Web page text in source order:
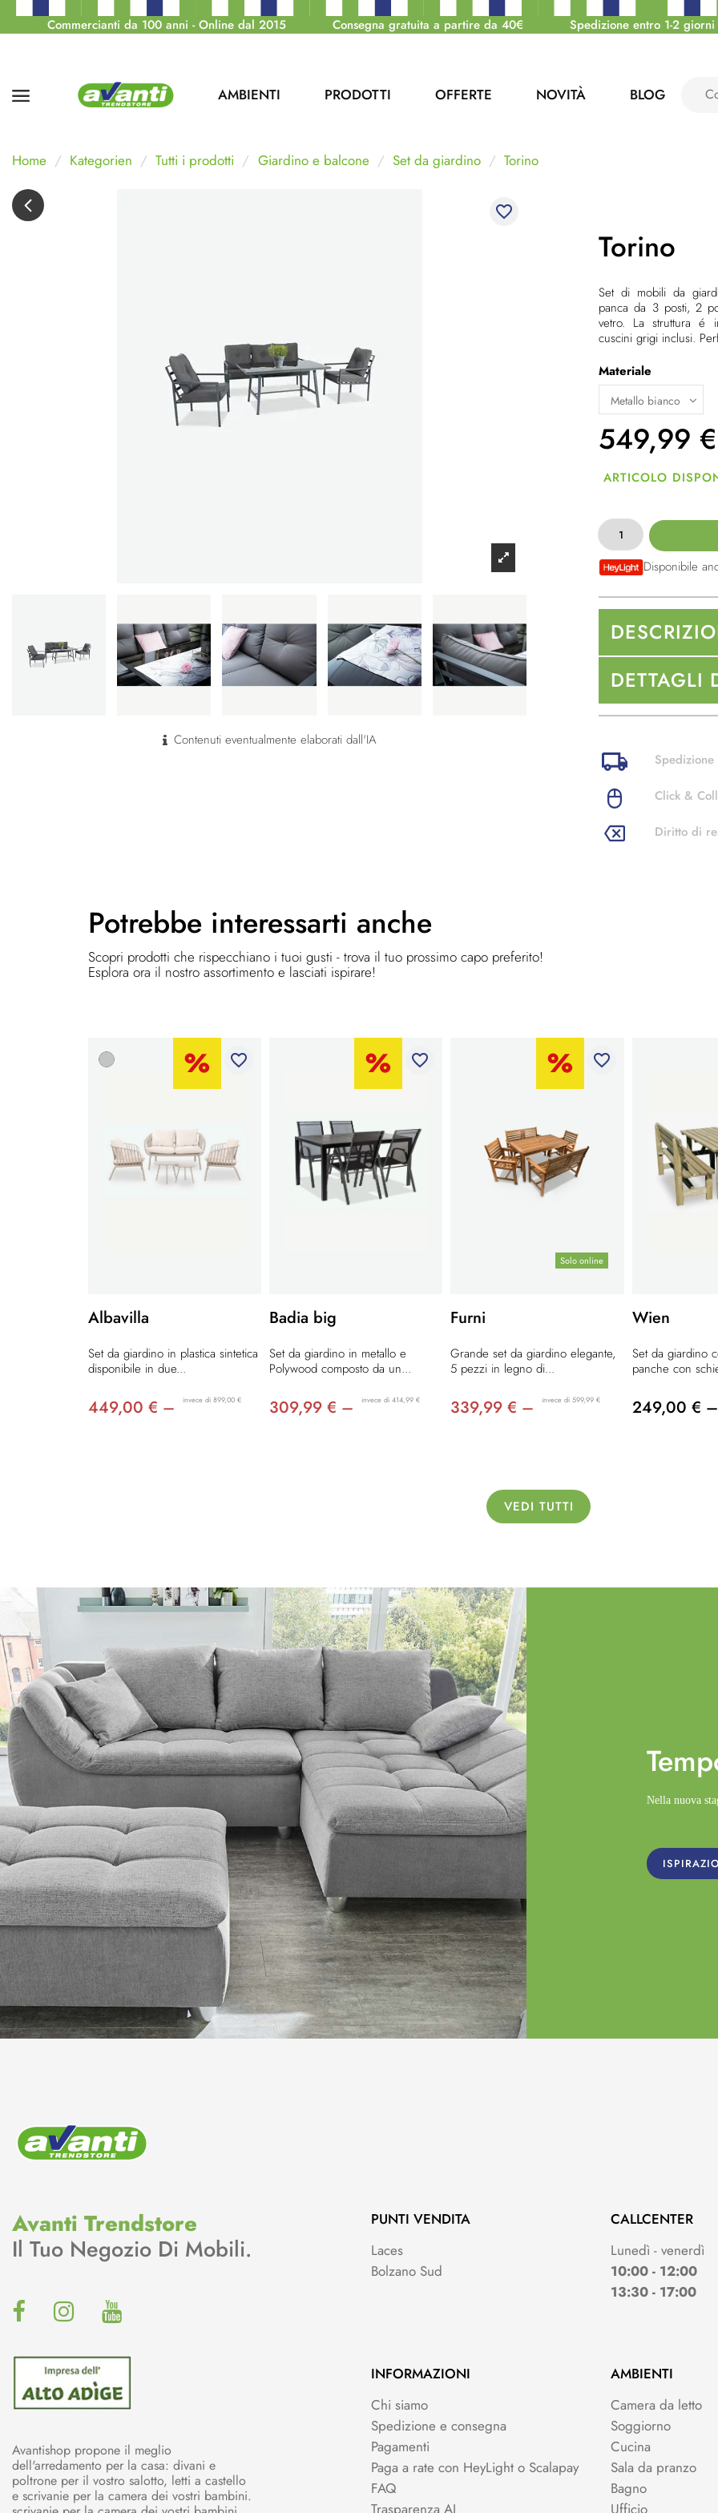
Commercianti da 100 anni - Online dal 2015 Consegna gratuita a partire da 40€ Spedizione entro 1-2
AMBIENTI PRODOTTI OFFERTE NOVITÀ BLOG
Home Kategorien Tutti i prodotti Giardino e balcone Set da giardino Torino
favorite_border
Contenuti eventualmente elaborati dall'IA
Torino
Set di mobili da
panca da 3 posti, 2
vetro. La struttura é
cuscini grigi inclusi.
Materiale
549,99 €
ARTICOLO
Disponibile
DETTAGLI
Click &
Diritto di
Potrebbe interessarti anche
Scopri prodotti che rispecchiano i tuoi gusti - trova il tuo prossimo capo preferito!
Esplora ora il nostro assortimento e lasciati ispirare!
favorite_border
Albavilla
Set da giardino in plastica sintetica
disponibile in due...
449,00 € – invece di 899,00 €
favorite_border
Badia big
Set da giardino in metallo e
Polywood composto da un...
309,99 € – invece di 414,99 €
Solo online
favorite_border
Furni
Grande set da giardino elegante,
5 pezzi in legno di...
339,99 € – invece di 599,99 €
Wien
Set da giardino
panche con
249,00 € –
VEDI TUTTI
Nella nuova
Avanti Trendstore
Il Tuo Negozio Di Mobili.
Avantishop propone il meglio
dell'arredamento per la casa: divani e
poltrone per il vostro salotto, letti a castello
e scrivanie per la camera dei vostri bambini.
PUNTI VENDITA
Laces
Bolzano Sud
CALLCENTER
Lunedì - venerdì
10:00 - 12:00
13:30 - 17:00
INFORMAZIONI
Chi siamo
Spedizione e consegna
Pagamenti
Paga a rate con HeyLight o Scalapay
FAQ
Trasparenza AI
AMBIENTI
Camera da letto
Soggiorno
Cucina
Sala da pranzo
Bagno
Ufficio